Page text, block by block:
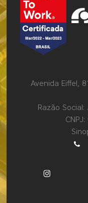
Avenida Eiffel,
Razão